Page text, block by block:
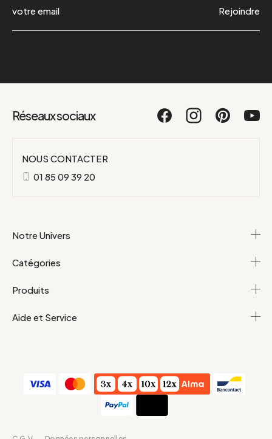
Rejoindre
Réseaux sociaux
NOUS CONTACTER
01 85 09 39 20
Notre Univers
Catégories
Produits
Aide et Service